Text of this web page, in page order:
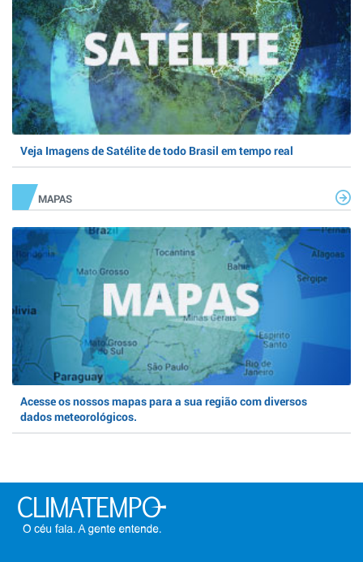
Veja Imagens de Satélite de todo Brasil em tempo real
MAPAS
Acesse os nossos mapas para a sua região com diversos
dados meteorológicos.